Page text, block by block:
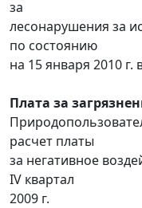
за
лесонарушения за
по состоянию
на 15 января 2010 г.
Плата за
расчет платы
за негативное
IV квартал
2009 г.